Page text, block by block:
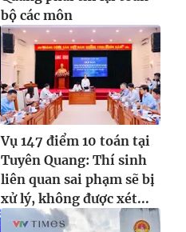
bộ các môn
Vụ 147 điểm 10 toán tại
Tuyên Quang: Thí sinh
liên quan sai phạm sẽ bị
xử lý, không được xét...